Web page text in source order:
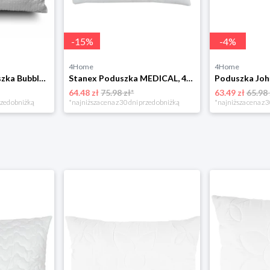
John Cotton Poduszka Bubbles, 70 x 90 cm, 70 x 90 cm
obniżką
-15%
4Home
Stanex Poduszka MEDICAL, 45 x 65 cm
64.48 zł75.98 zł*
*najniższa cena z 30 dni przed obniżką
-4%
4Home
63.49 zł65.98
*najniższa cena z